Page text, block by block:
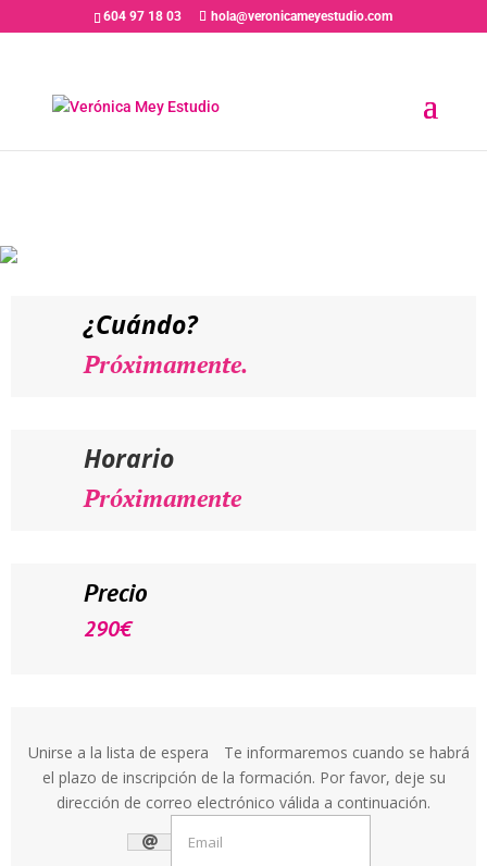
604 97 18 03 hola@veronicameyestudio.com
PRÓXIMAMENTE // MONTXO
ARMENDÁRIZ – Taller «La
¿Cuándo?
Próximamente.
Horario
Próximamente
Precio
290€
Unirse a la lista de espera
Te informaremos cuando se habrá
el plazo de inscripción de la formación. Por favor, deje su
dirección de correo electrónico válida a continuación.